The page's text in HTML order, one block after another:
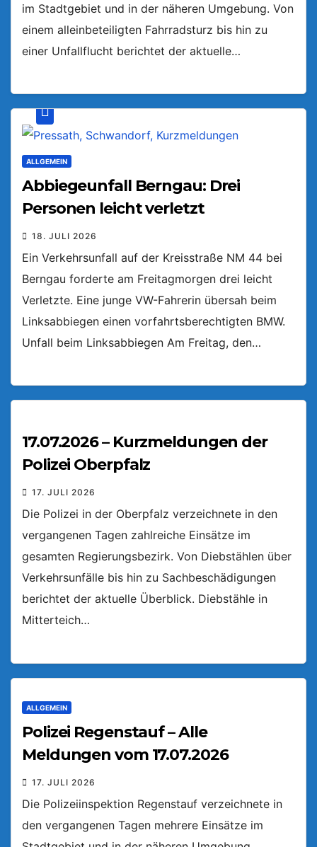
im Stadtgebiet und in der näheren Umgebung. Von
einem alleinbeteiligten Fahrradsturz bis hin zu
einer Unfallflucht berichtet der aktuelle…
ALLGEMEIN
Abbiegeunfall Berngau: Drei
Personen leicht verletzt
18. JULI 2026
Ein Verkehrsunfall auf der Kreisstraße NM 44 bei
Berngau forderte am Freitagmorgen drei leicht
Verletzte. Eine junge VW-Fahrerin übersah beim
Linksabbiegen einen vorfahrtsberechtigten BMW.
Unfall beim Linksabbiegen Am Freitag, den…
17.07.2026 – Kurzmeldungen der
Polizei Oberpfalz
17. JULI 2026
Die Polizei in der Oberpfalz verzeichnete in den
vergangenen Tagen zahlreiche Einsätze im
gesamten Regierungsbezirk. Von Diebstählen über
Verkehrsunfälle bis hin zu Sachbeschädigungen
berichtet der aktuelle Überblick. Diebstähle in
Mitterteich…
ALLGEMEIN
Polizei Regenstauf – Alle
Meldungen vom 17.07.2026
17. JULI 2026
Die Polizeiinspektion Regenstauf verzeichnete in
den vergangenen Tagen mehrere Einsätze im